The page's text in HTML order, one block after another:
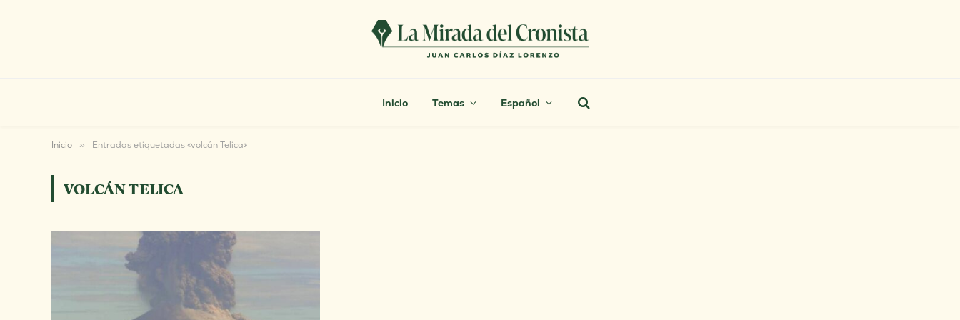
Inicio Temas Español
Inicio » Entradas etiquetadas «volcán Telica»
VOLCÁN TELICA